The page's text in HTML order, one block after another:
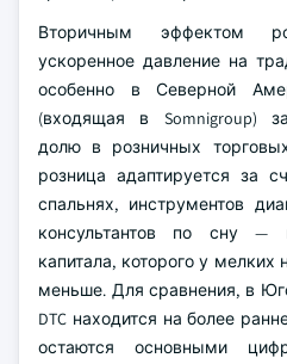
Вторичным эффектом
ускоренное давление на
особенно в Северной
(входящая в Somnigroup)
долю в розничных
розница адаптируется за
спальнях, инструментов
консультантов по сну —
капитала, которого у
меньше. Для сравнения, в
DTC находится на более
остаются основными